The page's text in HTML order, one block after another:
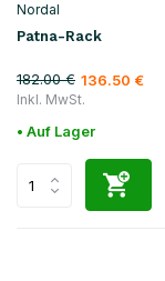
Nordal
Patna-Rack
182.00 € 136.50 €
Inkl. MwSt.
• Auf Lager